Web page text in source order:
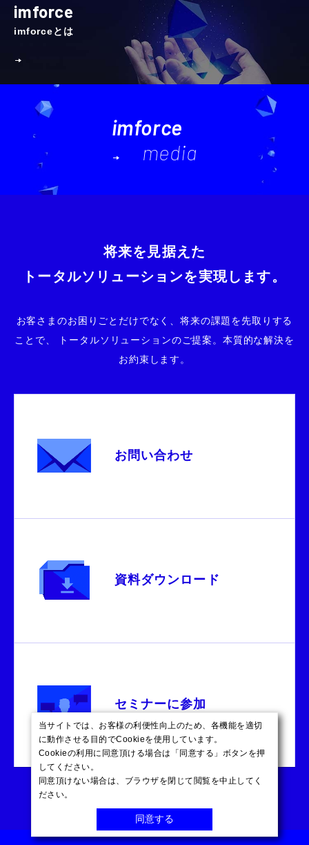
imforce
imforceとは
imforce
media
将来を見据えた
トータルソリューションを実現します。
お客さまのお困りごとだけでなく、将来の課題を先取りする
ことで、
トータルソリューションのご提案。本質的な解決を
お約束します。
お問い合わせ
資料ダウンロード
セミナーに参加
当サイトでは、お客様の利便性向上のため、各機能を適切
に動作させる目的でCookieを使用しています。
Cookieの利用に同意頂ける場合は「同意する」ボタンを押
してください。
同意頂けない場合は、ブラウザを閉じて閲覧を中止してく
ださい。
同意する